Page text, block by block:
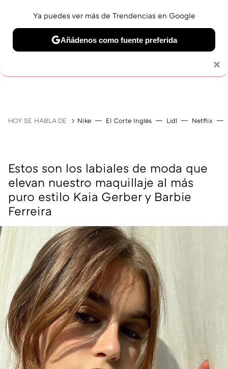
HOY SE HABLA DE Nike El Corte Inglés Lidl Netflix
Estos son los labiales de moda que
elevan nuestro maquillaje al más
puro estilo Kaia Gerber y Barbie
Ferreira
×
Ya puedes ver más de Trendencias en Google
Añádenos como fuente preferida